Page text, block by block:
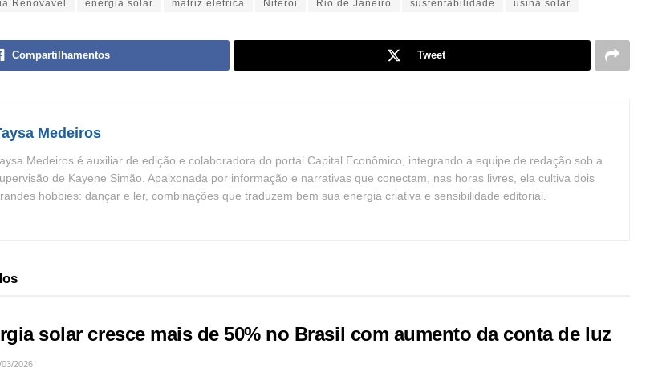
Renovável energia solar matriz elétrica Niterói Rio de Janeiro sustentabilidade usina solar
Compartilhamentos Tweet
Medeiros
Medeiros é auxiliar de edição e colaboradora do portal Capital Econômico, integrando a equipe de redação sob a
de Kayene Simão. Apaixonada por informação e narrativas que conectam, nas horas livres, ela cultiva dois
hobbies: dançar e ler, combinações que traduzem bem sua energia criativa e sensibilidade editorial.
solar cresce mais de 50% no Brasil com aumento da conta de luz
2026